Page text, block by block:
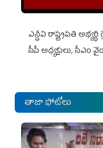
ఎన్డీఏ రాష్ట్ర‌ప‌తి
సీపీ అధ్య‌క్షులు, సీఎం
తాజా ఫోటోలు